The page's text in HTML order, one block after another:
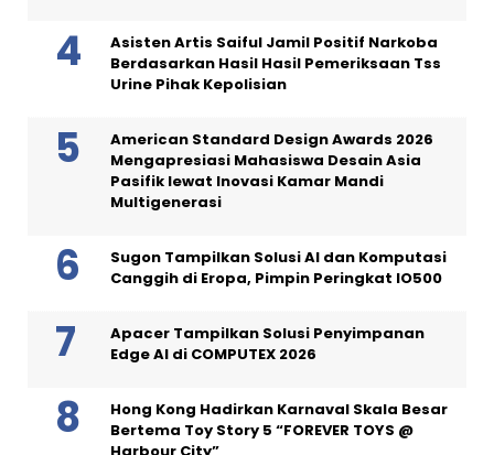
Asisten Artis Saiful Jamil Positif Narkoba
Berdasarkan Hasil Hasil Pemeriksaan Tss
Urine Pihak Kepolisian
American Standard Design Awards 2026
Mengapresiasi Mahasiswa Desain Asia
Pasifik lewat Inovasi Kamar Mandi
Multigenerasi
Sugon Tampilkan Solusi AI dan Komputasi
Canggih di Eropa, Pimpin Peringkat IO500
Apacer Tampilkan Solusi Penyimpanan
Edge AI di COMPUTEX 2026
Hong Kong Hadirkan Karnaval Skala Besar
Bertema Toy Story 5 “FOREVER TOYS @